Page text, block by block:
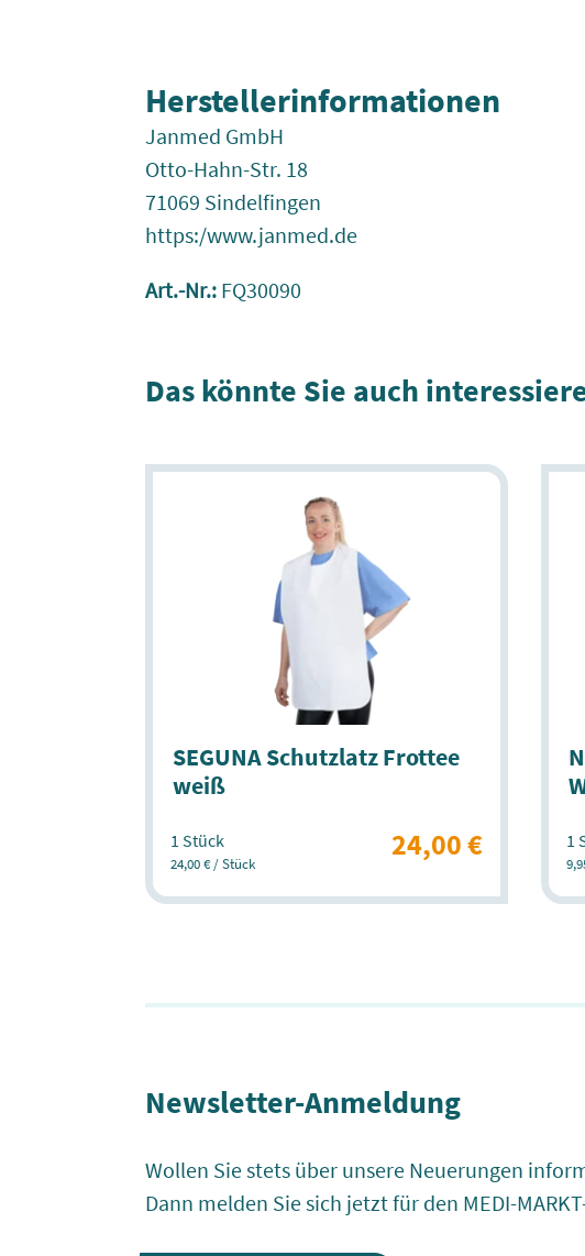
Herstellerinformationen
Janmed GmbH
Otto-Hahn-Str. 18
71069 Sindelfingen
https:/www.janmed.de
Art.-Nr.: FQ30090
Das könnte Sie auch
SEGUNA Schutzlatz Frottee
weiß
1 Stück
24,00 € / Stück
24,00 € 1
Newsletter-Anmeldung
Wollen Sie stets über unsere Neuerungen
Dann melden Sie sich jetzt für den MEDI-